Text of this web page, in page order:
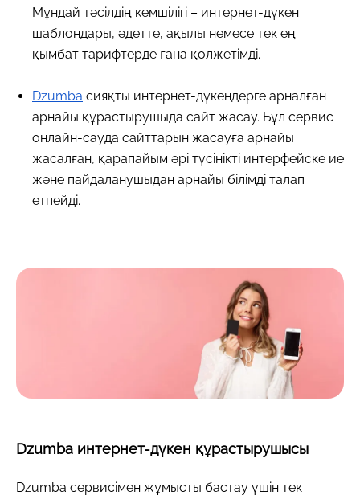
Мұндай тәсілдің кемшілігі – интернет-дүкен
шаблондары, әдетте, ақылы немесе тек ең
қымбат тарифтерде ғана қолжетімді.
Dzumba сияқты интернет-дүкендерге арналған
арнайы құрастырушыда сайт жасау. Бұл сервис
онлайн-сауда сайттарын жасауға арнайы
жасалған, қарапайым әрі түсінікті интерфейске ие
және пайдаланушыдан арнайы білімді талап
етпейді.
Dzumba интернет-дүкен құрастырушысы
Dzumba сервисімен жұмысты бастау үшін тек